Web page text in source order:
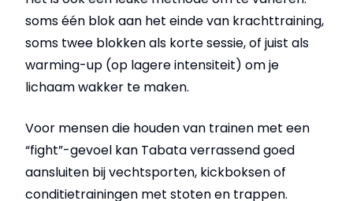
soms één blok aan het einde van krachttraining,
soms twee blokken als korte sessie, of juist als
warming-up (op lagere intensiteit) om je
lichaam wakker te maken.
Voor mensen die houden van trainen met een
“fight”-gevoel kan Tabata verrassend goed
aansluiten bij vechtsporten, kickboksen of
conditietrainingen met stoten en trappen.